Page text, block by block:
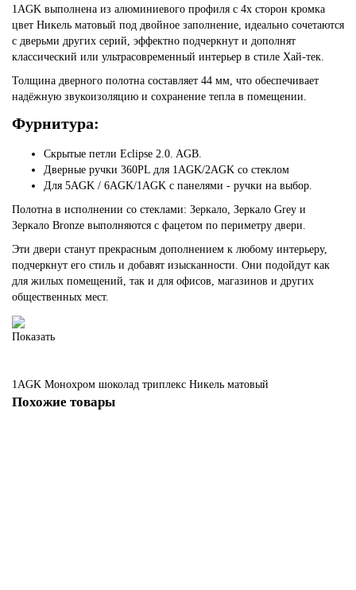
1AGK выполнена из алюминиевого профиля с 4х сторон кромка
цвет Никель матовый под двойное заполнение, идеально сочетаются
с дверьми других серий, эффектно подчеркнут и дополнят
классический или ультрасовременный интерьер в стиле Хай-тек.
Толщина дверного полотна составляет 44 мм, что обеспечивает
надёжную звукоизоляцию и сохранение тепла в помещении.
Фурнитура:
Скрытые петли Eclipse 2.0. AGB.
Дверные ручки 360PL для 1AGK/2AGK со стеклом
Для 5AGK / 6AGK/1AGK с панелями - ручки на выбор.
Полотна в исполнении со стеклами: Зеркало, Зеркало Grey и
Зеркало Bronze выполняются с фацетом по периметру двери.
Эти двери станут прекрасным дополнением к любому интерьеру,
подчеркнут его стиль и добавят изысканности. Они подойдут как
для жилых помещений, так и для офисов, магазинов и других
общественных мест.
Показать
1AGK Монохром шоколад триплекс Никель матовый
Похожие товары